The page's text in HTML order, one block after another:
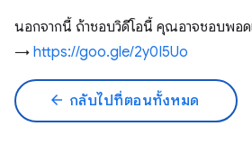
นอกจากนี้ ถ้าชอบวิดีโอนี้ คุณอาจชอบพอ
→ https://goo.gle/2y0I5Uo
arrow_back กลับไปที่ตอนทั้งหมด